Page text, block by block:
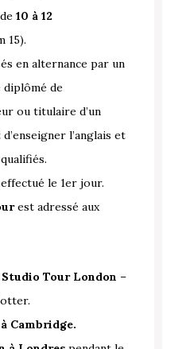
10 à 12
15).
en alternance par un
de
ou titulaire d’un
l’anglais et
le 1er jour.
est adressé aux
Tour London –
Cambridge.